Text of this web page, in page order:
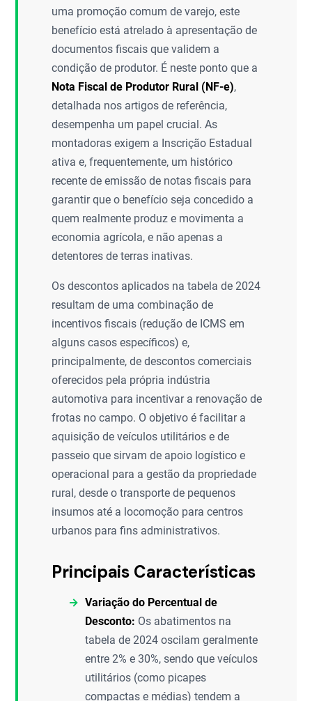
uma promoção comum de varejo, este
benefício está atrelado à apresentação de
documentos fiscais que validem a
condição de produtor. É neste ponto que a
Nota Fiscal de Produtor Rural (NF-e),
detalhada nos artigos de referência,
desempenha um papel crucial. As
montadoras exigem a Inscrição Estadual
ativa e, frequentemente, um histórico
recente de emissão de notas fiscais para
garantir que o benefício seja concedido a
quem realmente produz e movimenta a
economia agrícola, e não apenas a
detentores de terras inativas.
Os descontos aplicados na tabela de 2024
resultam de uma combinação de
incentivos fiscais (redução de ICMS em
alguns casos específicos) e,
principalmente, de descontos comerciais
oferecidos pela própria indústria
automotiva para incentivar a renovação de
frotas no campo. O objetivo é facilitar a
aquisição de veículos utilitários e de
passeio que sirvam de apoio logístico e
operacional para a gestão da propriedade
rural, desde o transporte de pequenos
insumos até a locomoção para centros
urbanos para fins administrativos.
Principais Características
Variação do Percentual de
Desconto: Os abatimentos na
tabela de 2024 oscilam geralmente
entre 2% e 30%, sendo que veículos
utilitários (como picapes
compactas e médias) tendem a